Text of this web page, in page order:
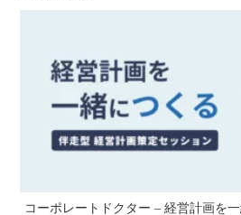
コーポレートドクター – 経営計画を